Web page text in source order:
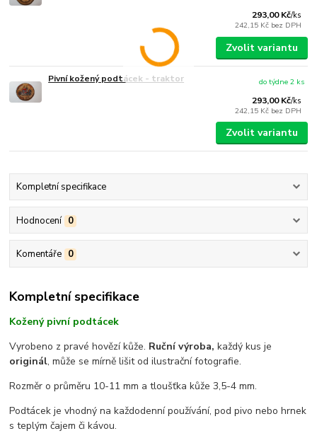
293,00 Kč/ks
242,15 Kč bez DPH
Zvolit variantu
Pivní kožený podtácek - traktor
293,00 Kč/ks
242,15 Kč bez DPH
do týdne 2 ks
Zvolit variantu
Kompletní specifikace
Hodnocení 0
Komentáře 0
Kompletní specifikace
Kožený pivní podtácek
Vyrobeno z pravé hovězí kůže. Ruční výroba, každý kus je
originál, může se mírně lišit od ilustrační fotografie.
Rozměr o průměru 10-11 mm a tloušťka kůže 3,5-4 mm.
Podtácek je vhodný na každodenní používání, pod pivo nebo hrnek
s teplým čajem či kávou.